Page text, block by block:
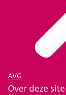
AVG
Over deze site